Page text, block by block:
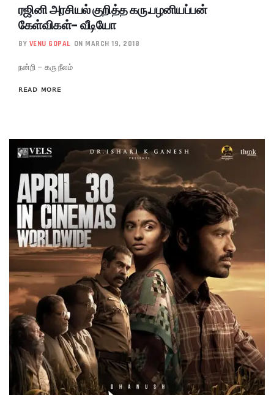
ரஜினி அரசியல் குறித்த கரு.பழனியப்பன்
கேள்விகள்- வீடியோ
BY VENU GOPAL ON MARCH 19, 2018
நன்றி – கரு நீலம்
READ MORE